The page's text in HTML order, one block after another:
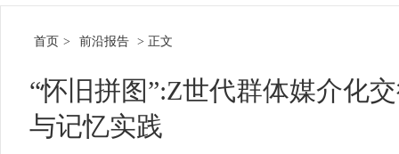
首页 > 前沿报告 > 正文
“怀旧拼图”:Z世代群体媒介化
与记忆实践